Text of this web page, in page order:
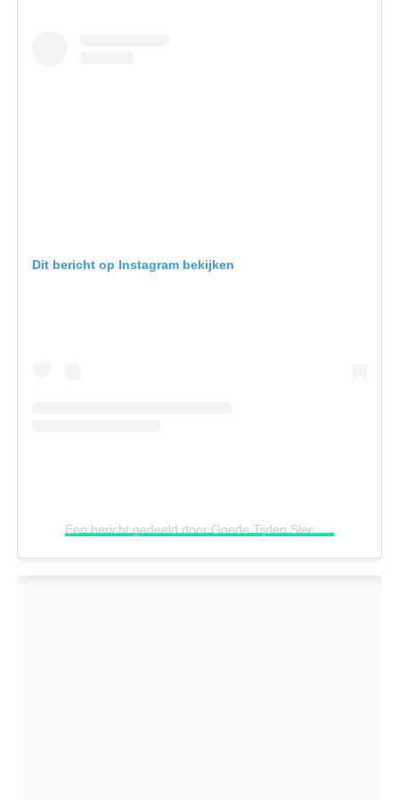
Dit bericht op Instagram bekijken
Een bericht gedeeld door Goede Tijden Slechte Tijden (@gtst)